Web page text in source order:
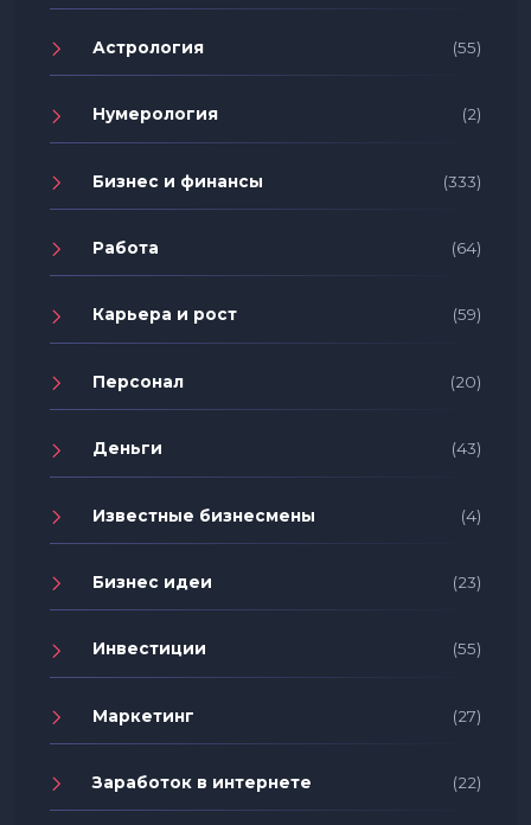
Астрология (55)
Нумерология (2)
Бизнес и финансы (333)
Работа (64)
Карьера и рост (59)
Персонал (20)
Деньги (43)
Известные бизнесмены (4)
Бизнес идеи (23)
Инвестиции (55)
Маркетинг (27)
Заработок в интернете (22)